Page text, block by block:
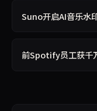
Suno开启AI音乐水
前Spotify员工获千